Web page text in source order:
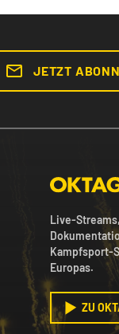
JETZT
Live-
Kampfsport-
Europas.
ZU